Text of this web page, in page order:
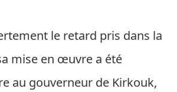
le retard pris dans la
mise en œuvre a été
au gouverneur de Kirkouk,